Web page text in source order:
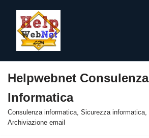
al
contenuto
Helpwebnet Consulenza
Informatica
Consulenza informatica, Sicurezza informatica,
Archiviazione email